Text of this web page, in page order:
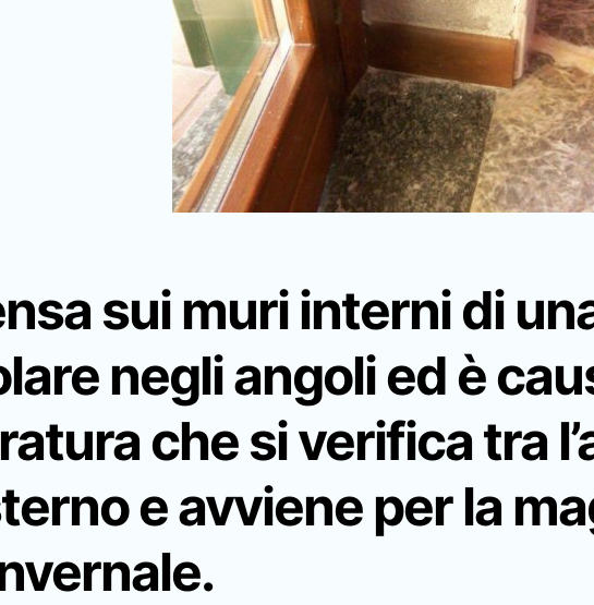
sui muriinterni di
negli angoli ed è
che si verifica tra
e avviene per la